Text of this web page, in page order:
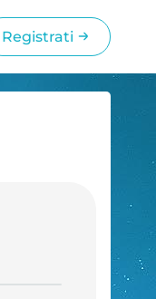
Registrati